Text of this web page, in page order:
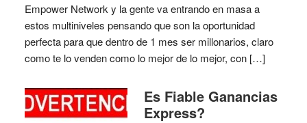
Empower Network y la gente va entrando en masa a
estos multiniveles pensando que son la oportunidad
perfecta para que dentro de 1 mes ser millonarios, claro
como te lo venden como lo mejor de lo mejor, con […]
Es Fiable Ganancias
Express?